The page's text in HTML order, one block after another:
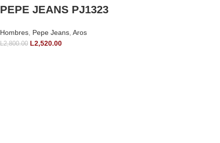
PEPE JEANS PJ1323
Hombres, Pepe Jeans, Aros
L2,800.00 L2,520.00